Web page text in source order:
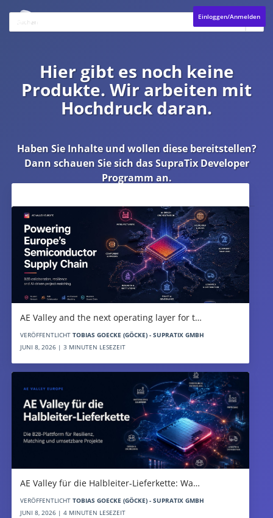
Einloggen/Anmelden
Hier gibt es noch keine
Produkte. Wir arbeiten mit
Hochdruck daran.
Haben Sie Inhalte und wollen diese bereitstellen?
Dann schauen Sie sich dasSupraTix Developer
Programman.
AE Valley and the next operating layer for t…
VERÖFFENTLICHT TOBIAS GOECKE (GÖCKE) - SUPRATIX GMBH
JUNI 8, 2026 | 3 MINUTEN LESEZEIT
AE Valley für die Halbleiter-Lieferkette: Wa…
VERÖFFENTLICHT TOBIAS GOECKE (GÖCKE) - SUPRATIX GMBH
JUNI 8, 2026 | 4 MINUTEN LESEZEIT